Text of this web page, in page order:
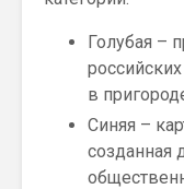
Голубая –
в
Синяя –
созданная